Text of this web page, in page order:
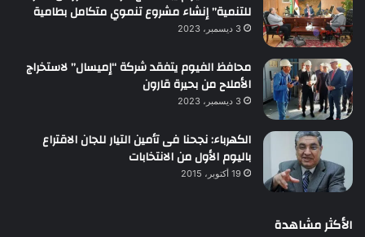
للتنمية” إنشاء مشروع تنموي متكامل بطامية
3 ديسمبر، 2023
محافظ الفيوم يتفقد شركة “إميسال” لاستخراج
الأملاح من بحيرة قارون
3 ديسمبر، 2023
الكهرباء: نجحنا فى تأمين التيار للجان الاقتراع
باليوم الأول من الانتخابات
19 أكتوبر، 2015
الأكثر مشاهدة